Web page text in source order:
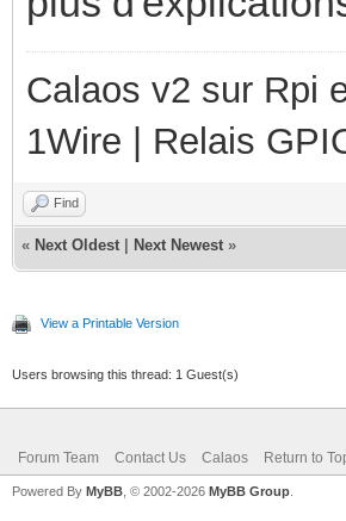
Calaos v2 sur Rpi
1Wire | Relais
Find
« Next Oldest Next Newest »
View a Printable Version
Users browsing this thread: 1 Guest(s)
Forum Team Contact Us Calaos Return to
Powered By MyBB , © 2002-2026 MyBB Group